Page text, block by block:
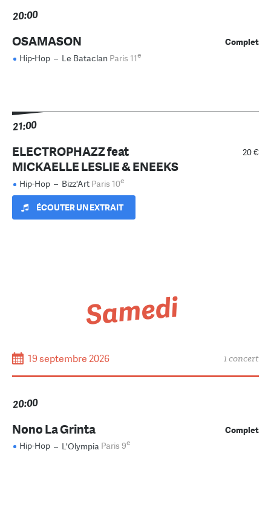
20:00
Complet
OSAMASON
Hip-Hop – Le Bataclan Paris 11e
21:00
20 €
ELECTROPHAZZ feat
MICKAELLE LESLIE & ENEEKS
Hip-Hop – Bizz'Art Paris 10e
ÉCOUTER UN EXTRAIT
Samedi
19 septembre 2026 1 concert
20:00
Complet
Nono La Grinta
Hip-Hop – L'Olympia Paris 9e